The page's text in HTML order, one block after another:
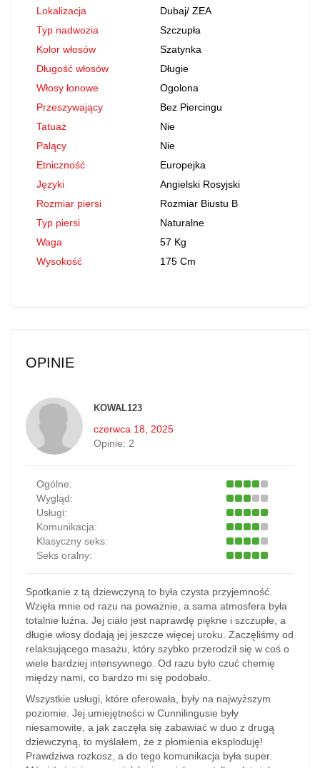
Lokalizacja Dubaj/ ZEA
Typ nadwozia
Szczupła
Kolor włosów
Szatynka
Długość włosów
Długie
Włosy łonowe
Ogolona
Przeszywający
Bez Piercingu
Tatuaż
Nie
Palący
Nie
Etniczność
Europejka
Języki
Angielski Rosyjski
Rozmiar piersi
Rozmiar Biustu B
Typ piersi
Naturalne
Waga
57 Kg
Wysokość
175 Cm
OPINIE
KOWAL123
czerwca 18, 2025
Opinie: 2
Ogólne:
Wygląd:
Usługi:
Komunikacja:
Klasyczny seks:
Seks oralny:
Spotkanie z tą dziewczyną to była czysta przyjemność.
Wzięła mnie od razu na poważnie, a sama atmosfera była
totalnie luźna. Jej ciało jest naprawdę piękne i szczupłe, a
długie włosy dodają jej jeszcze więcej uroku. Zaczęliśmy od
relaksującego masażu, który szybko przerodził się w coś o
wiele bardziej intensywnego. Od razu było czuć chemię
między nami, co bardzo mi się podobało.
Wszystkie usługi, które oferowała, były na najwyższym
poziomie. Jej umiejętności w Cunnilingusie były
niesamowite, a jak zaczęła się zabawiać w duo z drugą
dziewczyną, to myślałem, że z płomienia eksploduję!
Prawdziwa rozkosz, a do tego komunikacja była super.